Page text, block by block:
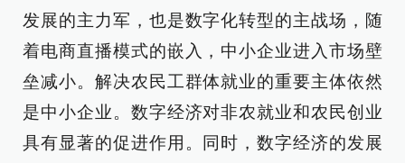
发展的主力军，也是数字化转型的主战场，随
着电商直播模式的嵌入，中小企业进入市场壁
垒减小。解决农民工群体就业的重要主体依然
是中小企业。数字经济对非农就业和农民创业
具有显著的促进作用。同时，数字经济的发展